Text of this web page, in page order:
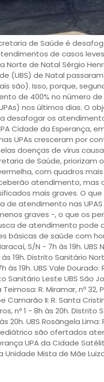
de Saúde é
de casos
Norte de Natal Sérgio
(UBS) de Natal
são). Isso, porque,
de 400% no número
nos últimos dias. O
desafogar os
Cidade da Esperança,
UPAs cresceram por
doenças de vírus
de Saúde,
com quadros
atendimento,
mais graves. O
de atendimento nas
graves -, o que os
de atendimento pode
básicas de saúde com
S/N - 7h às 19h.
19h. Distrito Sanitário
às 19h. UBS Vale
Sanitário Leste UBS São
Teimosa: R. Miramar, nº
Camarão II: R. Santa
nº 1 - 8h às 20h. Distrito
20h. UBS Rosângela
são ofertados
UPA da Cidade
Unidade Mista de Mãe